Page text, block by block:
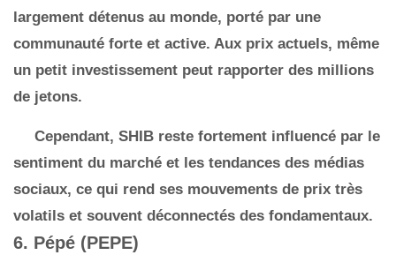
largement détenus au monde, porté par une
communauté forte et active. Aux prix actuels, même
un petit investissement peut rapporter des millions
de jetons.
Cependant, SHIB reste fortement influencé par le
sentiment du marché et les tendances des médias
sociaux, ce qui rend ses mouvements de prix très
volatils et souvent déconnectés des fondamentaux.
6. Pépé (PEPE)